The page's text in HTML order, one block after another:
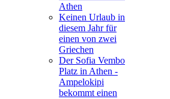
Athen
Keinen Urlaub in
diesem Jahr für
einen von zwei
Griechen
Der Sofia Vembo
Platz in Athen -
Ampelokipi
bekommt einen